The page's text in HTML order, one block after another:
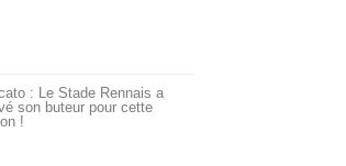
: Le Stade Rennais a
son buteur pour cette
!